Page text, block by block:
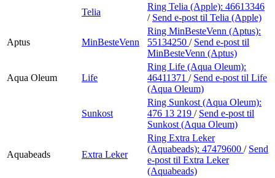
Telia
Ring Telia (Apple): 46613346
/ Send e-post til Telia (Apple)
Aptus MinBesteVenn
Ring MinBesteVenn (Aptus):
55134250 / Send e-post til
MinBesteVenn (Aptus)
Aqua Oleum Life
Ring Life (Aqua Oleum):
46411371 / Send e-post til Life
(Aqua Oleum)
Sunkost
Ring Sunkost (Aqua Oleum):
476 13 219 / Send e-post til
Sunkost (Aqua Oleum)
Aquabeads Extra Leker
Ring Extra Leker
(Aquabeads): 47479600 / Send
e-post til Extra Leker
(Aquabeads)